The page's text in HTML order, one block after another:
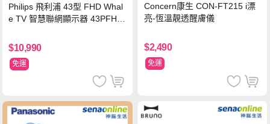
Philips 飛利浦 43型 FHD Whal
e TV 智慧聯網顯示器 43PFH6
$10,990
免運
Concern康生 CON-FT215 i漂
亮-恆溫靚透醒膚儀
$2,490
免運